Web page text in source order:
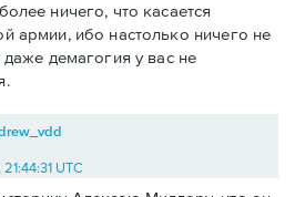
ничего, что касается
армии, ибо настолько ничего не
даже демагогия у вас не
UTC